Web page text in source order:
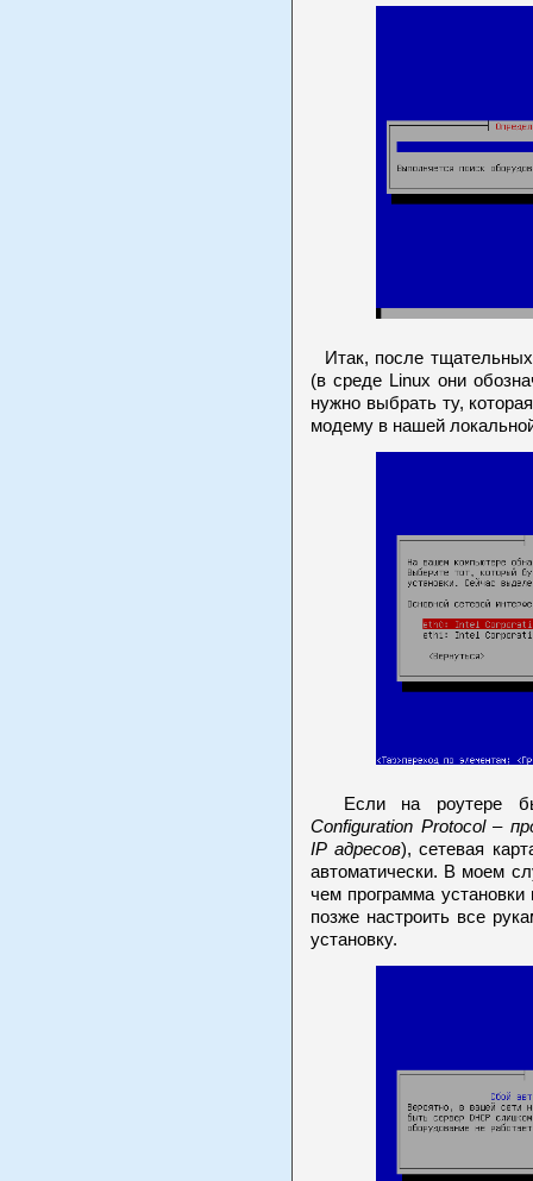
Итак, после
(в среде Linux они
нужно выбрать ту,
модему в нашей
Если на роутере
Configuration Protocol–
IPадресов), сетевая
автоматически. В моем
чем программа
позже настроить все
установку.